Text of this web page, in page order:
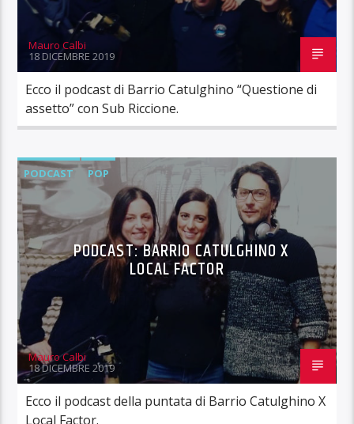
Mauro Calbi
18 DICEMBRE 2019
Ecco il podcast di Barrio Catulghino “Questione di
assetto” con Sub Riccione.
PODCAST POP
PODCAST: BARRIO CATULGHINO X
LOCAL FACTOR
Mauro Calbi
18 DICEMBRE 2019
Ecco il podcast della puntata di Barrio Catulghino X
Local Factor.